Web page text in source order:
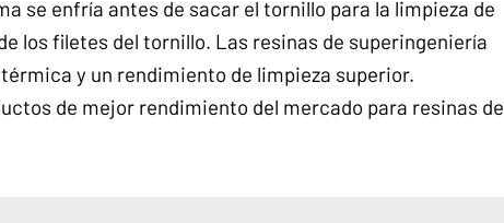
se enfría antes de sacar el tornillo para la limpieza de
los filetes del tornillo. Las resinas de superingeniería
y un rendimiento de limpieza superior.
de mejor rendimiento del mercado para resinas de